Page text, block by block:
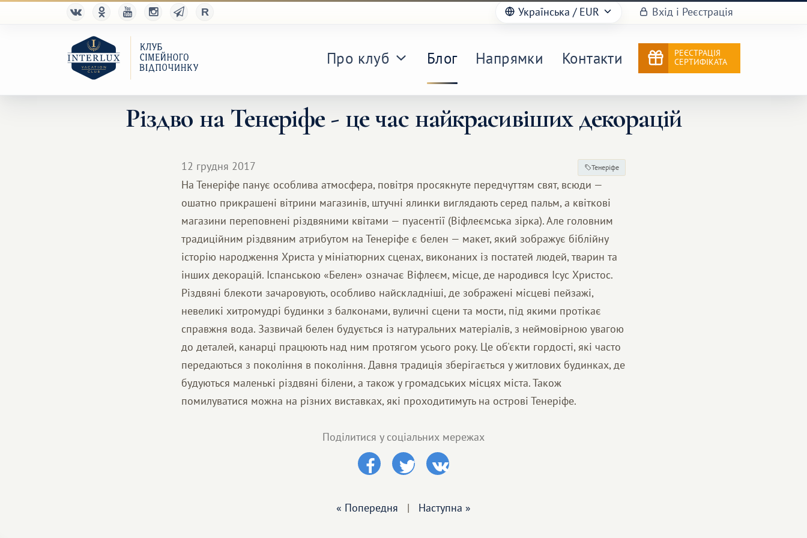
Українська / EUR Вхід і Реєстрація
Про клуб Блог Напрямки Контакти
РЕЄСТРАЦІЯ
СЕРТИФІКАТА
Різдво на Тенеріфе - це час найкрасивіших декорацій
12 грудня 2017 Тенеріфе
На Тенеріфе панує особлива атмосфера, повітря просякнуте передчуттям свят, всюди —
ошатно прикрашені вітрини магазинів, штучні ялинки виглядають серед пальм, а квіткові
магазини переповнені різдвяними квітами — пуасентії (Віфлеємська зірка). Але головним
традиційним різдвяним атрибутом на Тенеріфе є белен — макет, який зображує біблійну
історію народження Христа у мініатюрних сценах, виконаних із постатей людей, тварин та
інших декорацій. Іспанською «Белен» означає Віфлеєм, місце, де народився Ісус Христос.
Різдвяні блекоти зачаровують, особливо найскладніші, де зображені місцеві пейзажі,
невеликі хитромудрі будинки з балконами, вуличні сцени та мости, під якими протікає
справжня вода. Зазвичай белен будується із натуральних матеріалів, з неймовірною увагою
до деталей, канарці працюють над ним протягом усього року. Це об'єкти гордості, які часто
передаються з покоління в покоління. Давня традиція зберігається у житлових будинках, де
будуються маленькі різдвяні білени, а також у громадських місцях міста. Також
помилуватися можна на різних виставках, які проходитимуть на острові Тенеріфе.
Поділитися у соціальних мережах
« Попередня | Наступна »